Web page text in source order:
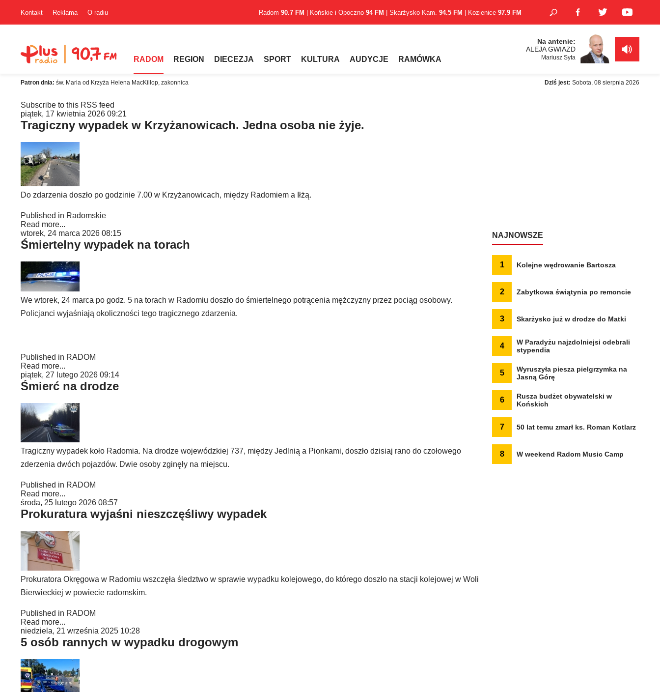
Kontakt Reklama O radiu Radom 90.7 FM | Końskie i Opoczno 94 FM | Skarżysko Kam. 94.5 FM | Kozienice 97.9 FM
RADOM REGION DIECEZJA SPORT KULTURA AUDYCJE RAMÓWKA
Na antenie:
ALEJA GWIAZD
Mariusz Syta
Patron dnia: św. Maria od Krzyża Helena MacKillop, zakonnica Dziś jest: Sobota, 08 sierpnia 2026
Subscribe to this RSS feed
piątek, 17 kwietnia 2026 09:21
Tragiczny wypadek w Krzyżanowicach. Jedna osoba nie żyje.
Do zdarzenia doszło po godzinie 7.00 w Krzyżanowicach, między Radomiem a Iłżą.
Published in Radomskie
Read more...
wtorek, 24 marca 2026 08:15
Śmiertelny wypadek na torach
We wtorek, 24 marca po godz. 5 na torach w Radomiu doszło do śmiertelnego potrącenia mężczyzny przez pociąg osobowy.
Policjanci wyjaśniają okoliczności tego tragicznego zdarzenia.
Published in RADOM
Read more...
piątek, 27 lutego 2026 09:14
Śmierć na drodze
Tragiczny wypadek koło Radomia. Na drodze wojewódzkiej 737, między Jedlnią a Pionkami, doszło dzisiaj rano do czołowego
zderzenia dwóch pojazdów. Dwie osoby zginęły na miejscu.
Published in RADOM
Read more...
środa, 25 lutego 2026 08:57
Prokuratura wyjaśni nieszczęśliwy wypadek
Prokuratora Okręgowa w Radomiu wszczęła śledztwo w sprawie wypadku kolejowego, do którego doszło na stacji kolejowej w Woli
Bierwieckiej w powiecie radomskim.
Published in RADOM
Read more...
niedziela, 21 września 2025 10:28
5 osób rannych w wypadku drogowym
NAJNOWSZE
1 Kolejne wędrowanie Bartosza
2 Zabytkowa świątynia po remoncie
3 Skarżysko już w drodze do Matki
4
W Paradyżu najzdolniejsi odebrali
stypendia
5
Wyruszyła piesza pielgrzymka na
Jasną Górę
6
Rusza budżet obywatelski w
Końskich
7 50 lat temu zmarł ks. Roman Kotlarz
8 W weekend Radom Music Camp